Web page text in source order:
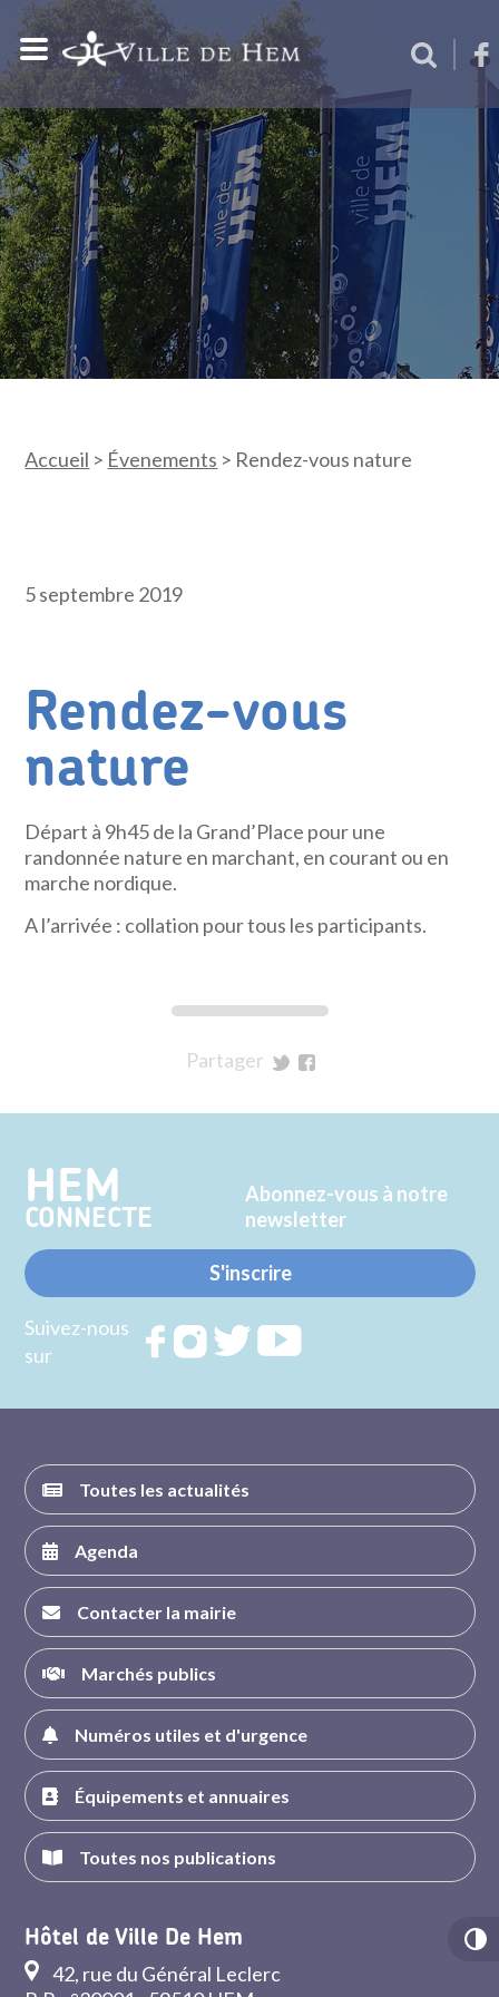
Accueil > Évenements > Rendez-vous nature
5 septembre 2019
Rendez-vous
nature
Départ à 9h45 de la Grand’Place pour une
randonnée nature en marchant, en courant ou en
marche nordique.
A l’arrivée : collation pour tous les participants.
Partager
Twitter
Facebook
HEM
CONNECTE
Abonnez-vous à notre
newsletter
S'inscrire
Suivez-nous
sur
RejoignezRejoignezRejoignez
Toutes les actualités
Agenda
Contacter la mairie
Marchés publics
Numéros utiles et d'urgence
Équipements et annuaires
Toutes nos publications
Hôtel de Ville De Hem
42, rue du Général Leclerc